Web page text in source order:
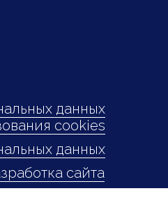
данных
данных
cookies
сайта